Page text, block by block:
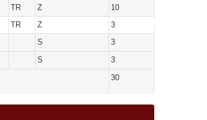
TR Z 10
TR Z 3
S 3
S
3
30